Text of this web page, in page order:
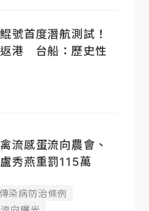
號首度潛航測試！
港 台船：歷史性
流感蛋流向農會、
秀燕重罰115萬
染病防治條例